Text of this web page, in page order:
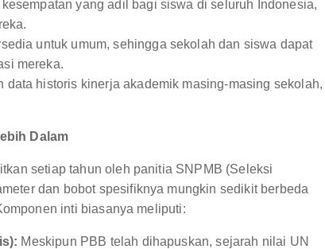
yang adil bagi siswa di seluruh Indonesia,
untuk umum, sehingga sekolah dan siswa dapat
mereka.
historis kinerja akademik masing-masing sekolah,
Dalam
setiap tahun oleh panitia SNPMB (Seleksi
dan bobot spesifiknya mungkin sedikit berbeda
inti biasanya meliputi:
Meskipun PBB telah dihapuskan, sejarah nilai UN